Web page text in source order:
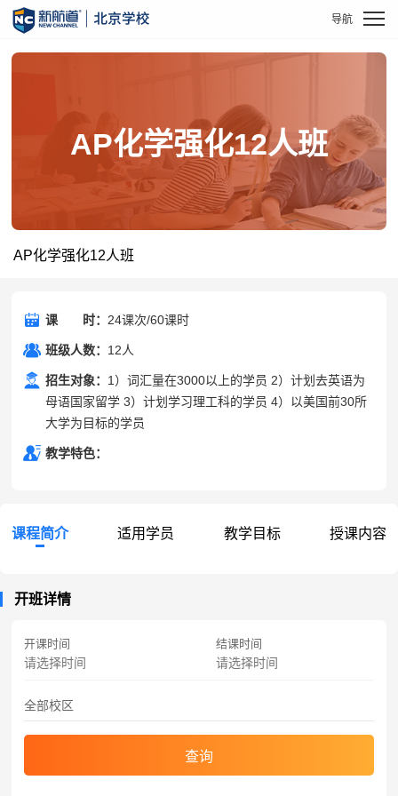
AP化学强化12人班
AP化学强化12人班
课 时： 24课次/60课时
班级人数： 12人
招生对象： 1）词汇量在3000以上的学员 2）计划去英语为
母语国家留学 3）计划学习理工科的学员 4）以美国前30所
大学为目标的学员
教学特色：
课程简介 适用学员 教学目标 授课内容
开班详情
开课时间 结课时间
查询